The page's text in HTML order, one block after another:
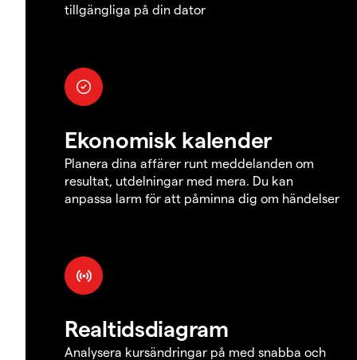
tillgängliga på din dator
Ekonomisk kalender
Planera dina affärer runt meddelanden om
resultat, utdelningar med mera. Du kan
anpassa larm för att påminna dig om händelser
Realtidsdiagram
Analysera kursändringar på med snabba och